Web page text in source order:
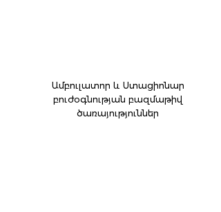
Ամբուլատոր և Ստացիոնար
բուժօգնության բազմաթիվ
ծառայություններ